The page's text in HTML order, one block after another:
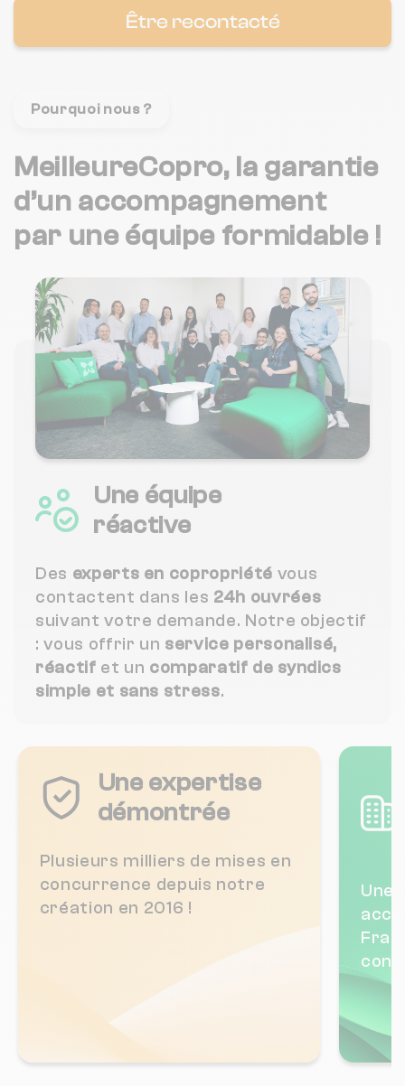
Être recontacté
Pourquoi nous ?
MeilleureCopro, la garantie
d’un accompagnement
par une équipe formidable !
Une équipe
réactive
Des experts en copropriété vous
contactent dans les 24h ouvrées
suivant votre demande. Notre objectif
: vous offrir un service personalisé,
réactif et un comparatif de syndics
simple et sans stress.
Une expertise
démontrée
Plusieurs milliers de mises en
concurrence depuis notre
création en 2016 !
Une